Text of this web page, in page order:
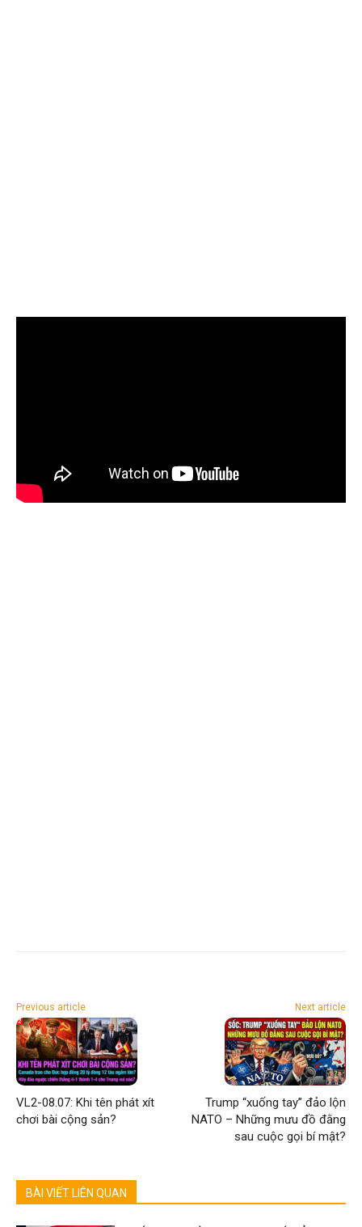
Previous article
VL2-08.07: Khi tên phát xít
chơi bài cộng sản?
Next article
Trump “xuống tay” đảo lộn
NATO – Những mưu đồ đằng
sau cuộc gọi bí mật?
BÀI VIẾT LIÊN QUAN